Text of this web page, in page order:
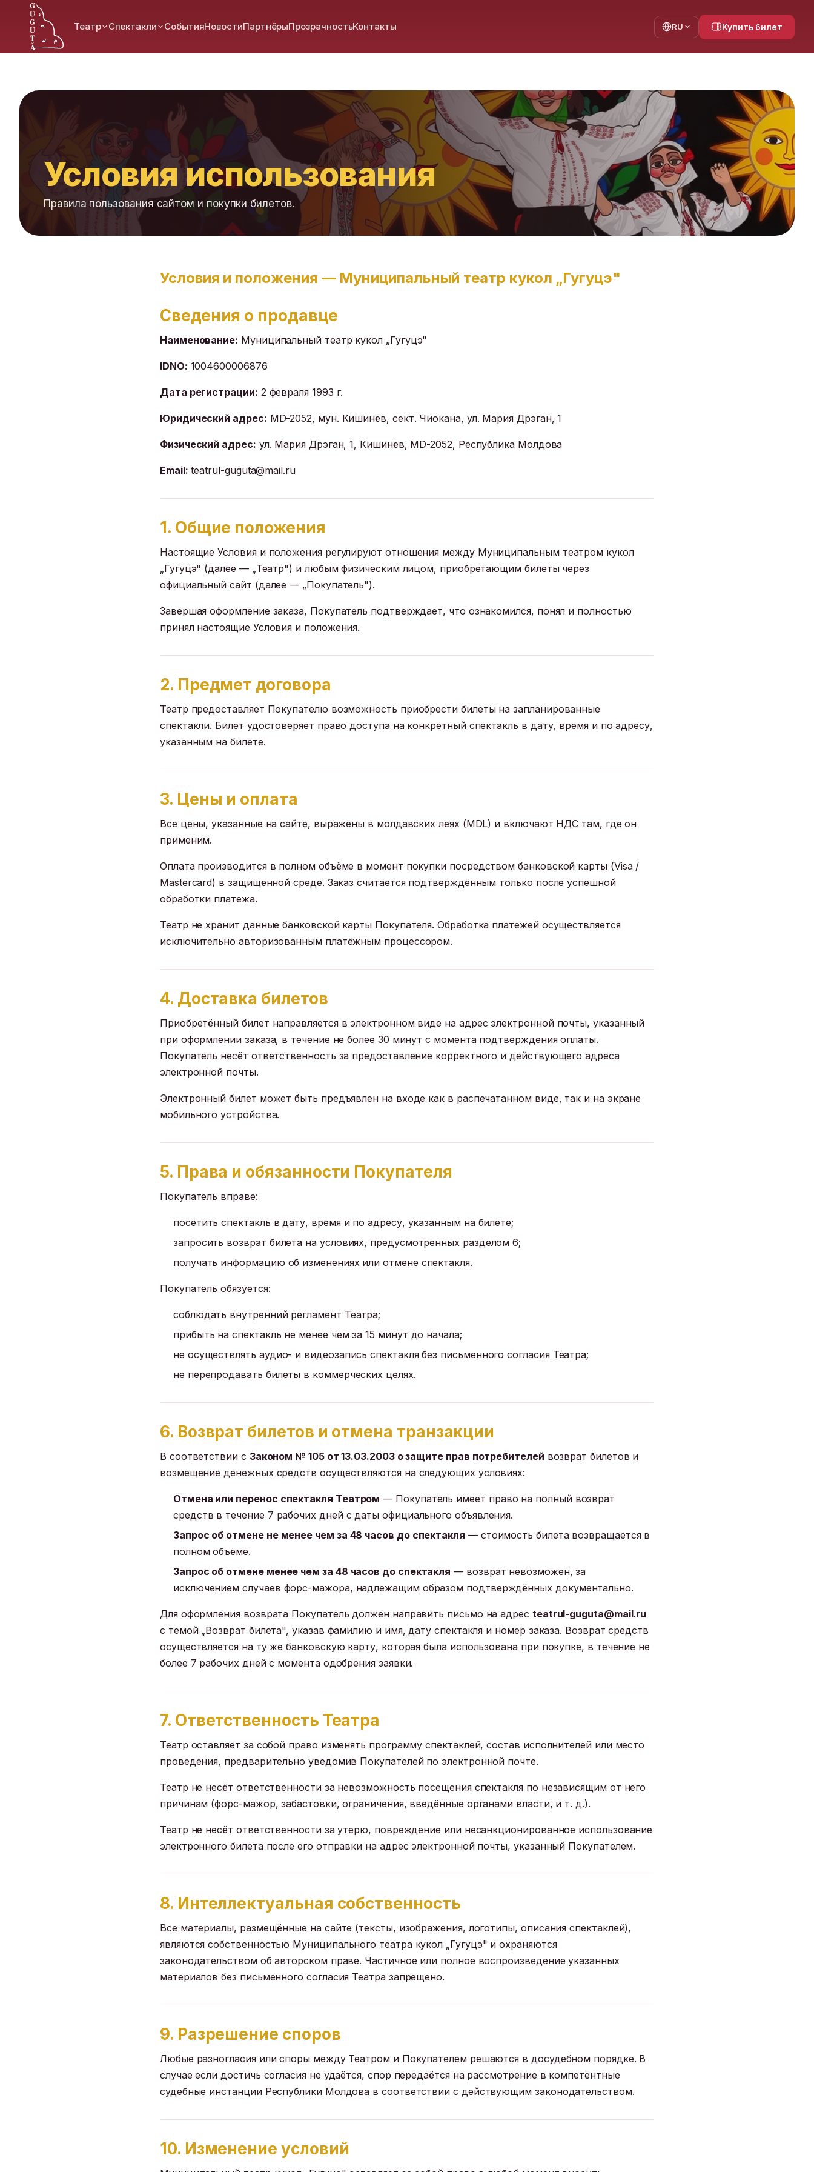
Театр Спектакли СобытияНовостиПартнёрыПрозрачностьКонтакты RU Купить билет
Условия использования
Правила пользования сайтом и покупки билетов.
Условия и положения — Муниципальный театр кукол „Гугуцэ"
Сведения о продавце
Наименование: Муниципальный театр кукол „Гугуцэ"
IDNO: 1004600006876
Дата регистрации: 2 февраля 1993 г.
Юридический адрес: MD-2052, мун. Кишинёв, сект. Чиокана, ул. Мария Дрэган, 1
Физический адрес: ул. Мария Дрэган, 1, Кишинёв, MD-2052, Республика Молдова
Email: teatrul-guguta@mail.ru
1. Общие положения
Настоящие Условия и положения регулируют отношения между Муниципальным театром кукол
„Гугуцэ" (далее — „Театр") и любым физическим лицом, приобретающим билеты через
официальный сайт (далее — „Покупатель").
Завершая оформление заказа, Покупатель подтверждает, что ознакомился, понял и полностью
принял настоящие Условия и положения.
2. Предмет договора
Театр предоставляет Покупателю возможность приобрести билеты на запланированные
спектакли. Билет удостоверяет право доступа на конкретный спектакль в дату, время и по адресу,
указанным на билете.
3. Цены и оплата
Все цены, указанные на сайте, выражены в молдавских леях (MDL) и включают НДС там, где он
применим.
Оплата производится в полном объёме в момент покупки посредством банковской карты (Visa /
Mastercard) в защищённой среде. Заказ считается подтверждённым только после успешной
обработки платежа.
Театр не хранит данные банковской карты Покупателя. Обработка платежей осуществляется
исключительно авторизованным платёжным процессором.
4. Доставка билетов
Приобретённый билет направляется в электронном виде на адрес электронной почты, указанный
при оформлении заказа, в течение не более 30 минут с момента подтверждения оплаты.
Покупатель несёт ответственность за предоставление корректного и действующего адреса
электронной почты.
Электронный билет может быть предъявлен на входе как в распечатанном виде, так и на экране
мобильного устройства.
5. Права и обязанности Покупателя
Покупатель вправе:
посетить спектакль в дату, время и по адресу, указанным на билете;
запросить возврат билета на условиях, предусмотренных разделом 6;
получать информацию об изменениях или отмене спектакля.
Покупатель обязуется:
соблюдать внутренний регламент Театра;
прибыть на спектакль не менее чем за 15 минут до начала;
не осуществлять аудио- и видеозапись спектакля без письменного согласия Театра;
не перепродавать билеты в коммерческих целях.
6. Возврат билетов и отмена транзакции
В соответствии с Законом № 105 от 13.03.2003 о защите прав потребителей возврат билетов и
возмещение денежных средств осуществляются на следующих условиях:
Отмена или перенос спектакля Театром — Покупатель имеет право на полный возврат
средств в течение 7 рабочих дней с даты официального объявления.
Запрос об отмене не менее чем за 48 часов до спектакля — стоимость билета возвращается в
полном объёме.
Запрос об отмене менее чем за 48 часов до спектакля — возврат невозможен, за
исключением случаев форс-мажора, надлежащим образом подтверждённых документально.
Для оформления возврата Покупатель должен направить письмо на адрес teatrul-guguta@mail.ru
с темой „Возврат билета", указав фамилию и имя, дату спектакля и номер заказа. Возврат средств
осуществляется на ту же банковскую карту, которая была использована при покупке, в течение не
более 7 рабочих дней с момента одобрения заявки.
7. Ответственность Театра
Театр оставляет за собой право изменять программу спектаклей, состав исполнителей или место
проведения, предварительно уведомив Покупателей по электронной почте.
Театр не несёт ответственности за невозможность посещения спектакля по независящим от него
причинам (форс-мажор, забастовки, ограничения, введённые органами власти, и т. д.).
Театр не несёт ответственности за утерю, повреждение или несанкционированное использование
электронного билета после его отправки на адрес электронной почты, указанный Покупателем.
8. Интеллектуальная собственность
Все материалы, размещённые на сайте (тексты, изображения, логотипы, описания спектаклей),
являются собственностью Муниципального театра кукол „Гугуцэ" и охраняются
законодательством об авторском праве. Частичное или полное воспроизведение указанных
материалов без письменного согласия Театра запрещено.
9. Разрешение споров
Любые разногласия или споры между Театром и Покупателем решаются в досудебном порядке. В
случае если достичь согласия не удаётся, спор передаётся на рассмотрение в компетентные
судебные инстанции Республики Молдова в соответствии с действующим законодательством.
10. Изменение условий